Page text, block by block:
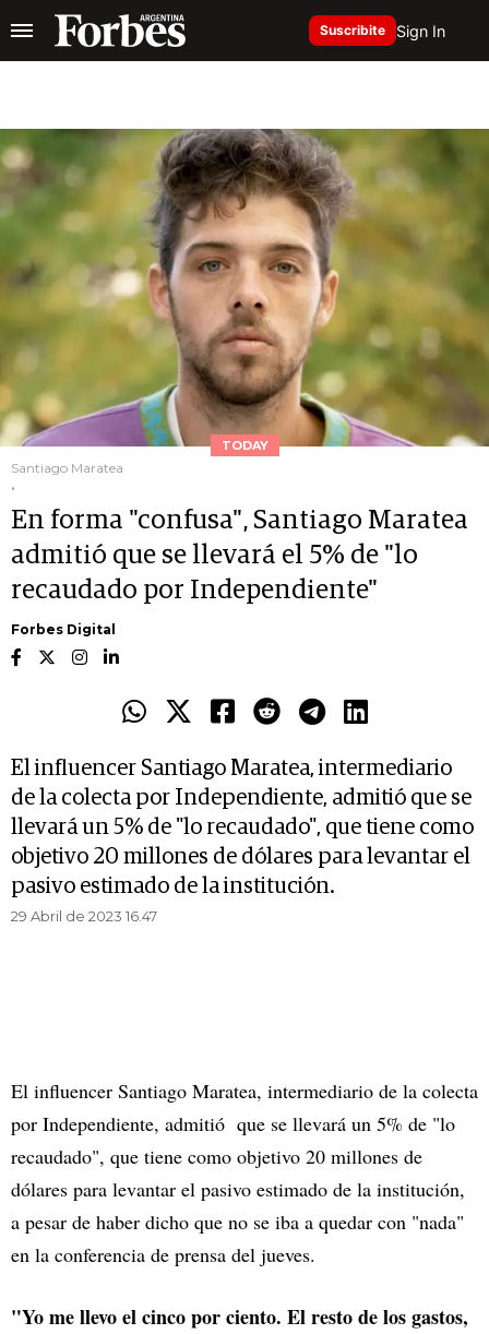
Suscribite Sign In
TODAY
Santiago Maratea
.
En forma "confusa", Santiago Maratea
admitió que se llevará el 5% de "lo
recaudado por Independiente"
Forbes Digital
El influencer Santiago Maratea, intermediario
de la colecta por Independiente, admitió que se
llevará un 5% de "lo recaudado", que tiene como
objetivo 20 millones de dólares para levantar el
pasivo estimado de la institución.
29 Abril de 2023 16.47
El influencer Santiago Maratea, intermediario de la colecta
por Independiente, admitió que se llevará un 5% de "lo
recaudado", que tiene como objetivo 20 millones de
dólares para levantar el pasivo estimado de la institución,
a pesar de haber dicho que no se iba a quedar con "nada"
en la conferencia de prensa del jueves.
"Yo me llevo el cinco por ciento. El resto de los gastos,